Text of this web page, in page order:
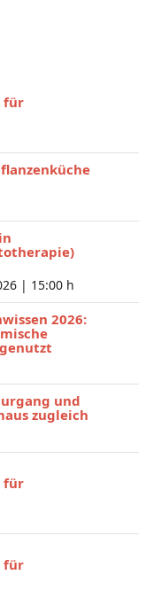
für
| 15:00 h
2026:
und
zugleich
für
für